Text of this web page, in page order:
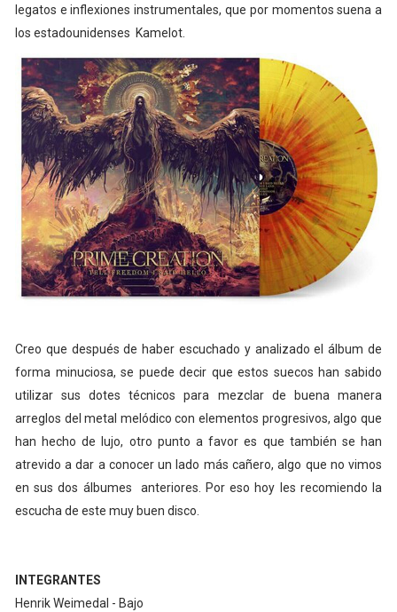
legatos e inflexiones instrumentales, que por momentos suena a
los estadounidenses Kamelot.
Creo que después de haber escuchado y analizado el álbum de
forma minuciosa, se puede decir que estos suecos han sabido
utilizar sus dotes técnicos para mezclar de buena manera
arreglos del metal melódico con elementos progresivos, algo que
han hecho de lujo, otro punto a favor es que también se han
atrevido a dar a conocer un lado más cañero, algo que no vimos
en sus dos álbumes anteriores. Por eso hoy les recomiendo la
escucha de este muy buen disco.
INTEGRANTES
Henrik Weimedal - Bajo